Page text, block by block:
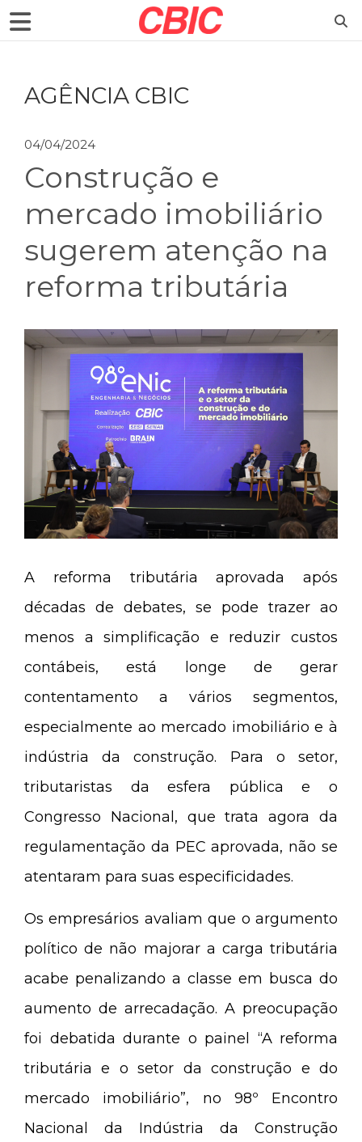
AGÊNCIA CBIC
04/04/2024
Construção e
mercado imobiliário
sugerem atenção na
reforma tributária
A reforma tributária aprovada após
décadas de debates, se pode trazer ao
menos a simplificação e reduzir custos
contábeis, está longe de gerar
contentamento a vários segmentos,
especialmente ao mercado imobiliário e à
indústria da construção. Para o setor,
tributaristas da esfera pública e o
Congresso Nacional, que trata agora da
regulamentação da PEC aprovada, não se
atentaram para suas especificidades.
Os empresários avaliam que o argumento
político de não majorar a carga tributária
acabe penalizando a classe em busca do
aumento de arrecadação. A preocupação
foi debatida durante o painel “A reforma
tributária e o setor da construção e do
mercado imobiliário”, no 98º Encontro
Nacional da Indústria da Construção